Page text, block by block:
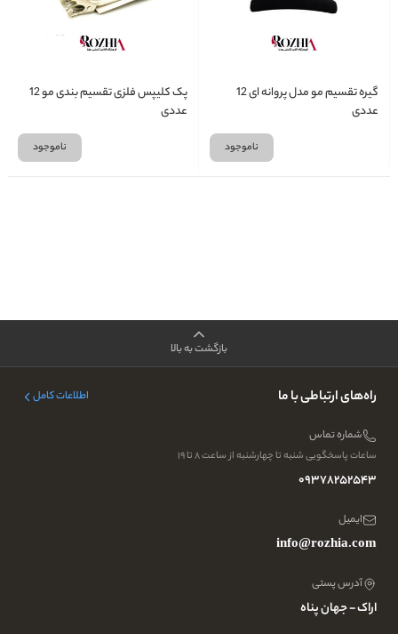
گیره تقسیم مو مدل پروانه ای 12
عددی
ناموجود
پک کلیپس فلزی تقسیم بندی مو 12
عددی
ناموجود
بازگشت به بالا
راه‌های ارتباطی با ما اطلاعات کامل
شماره تماس
ساعات پاسخگویی شنبه تا چهارشنبه از ساعت ۸ تا ۱۹
09378252543
ایمیل
info@rozhia.com
آدرس پستی
اراک - جهان پناه